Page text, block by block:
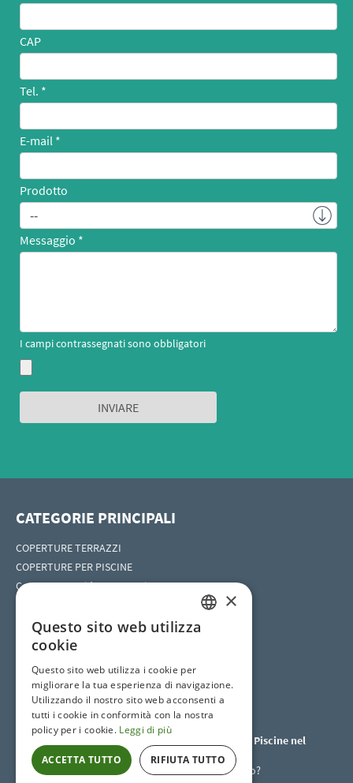
CAP
Tel.
E-mail
Prodotto
Messaggio
I campi contrassegnati sono obbligatori
CATEGORIE PRINCIPALI
COPERTURE TERRAZZI
COPERTURE PER PISCINE
Coperture per idromassaggio
SOCIAL SITES
Coperture per Terrazzi e Coperture per Piscine nel
mondo
In cerca di una nostra agenzia nel mondo?
×
Questo sito web utilizza
cookie
Questo sito web utilizza i cookie per
migliorare la tua esperienza di navigazione.
Utilizzando il nostro sito web acconsenti a
tutti i cookie in conformità con la nostra
policy per i cookie. Leggi di più
ACCETTA TUTTO RIFIUTA TUTTO